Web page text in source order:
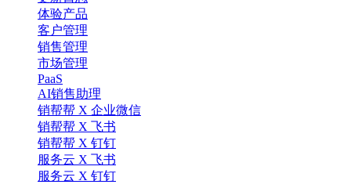
体验产品
客户管理
销售管理
市场管理
PaaS
AI销售助理
销帮帮 X 企业微信
销帮帮 X 飞书
销帮帮 X 钉钉
服务云 X 飞书
服务云 X 钉钉